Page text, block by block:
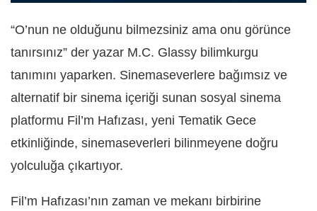
“O’nun ne olduğunu bilmezsiniz ama onu görünce
tanırsınız” der yazar M.C. Glassy bilimkurgu
tanımını yaparken. Sinemaseverlere bağımsız ve
alternatif bir sinema içeriği sunan sosyal sinema
platformu Fil’m Hafızası, yeni Tematik Gece
etkinliğinde, sinemaseverleri bilinmeyene doğru
yolculuğa çıkartıyor.
Fil’m Hafızası’nın zaman ve mekanı birbirine